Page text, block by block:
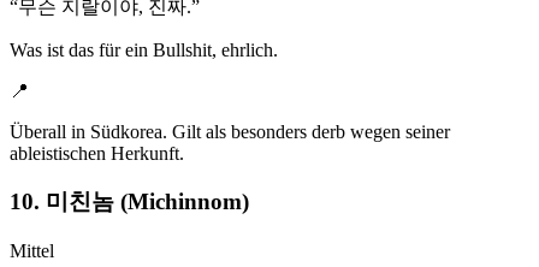
“무슨 지랄이야, 진짜.”
Was ist das für ein Bullshit, ehrlich.
📍
Überall in Südkorea. Gilt als besonders derb wegen seiner
ableistischen Herkunft.
10. 미친놈 (Michinnom)
Mittel